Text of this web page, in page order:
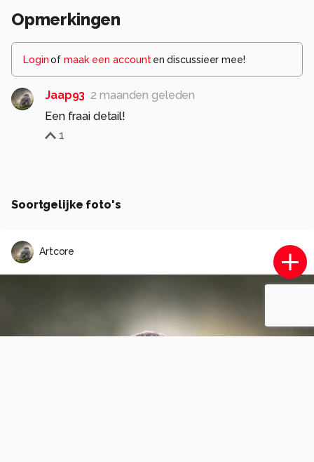
Opmerkingen
Loginof maak een account en discussieer mee!
Jaap93 2 maanden geleden
Een fraai detail!
1
Soortgelijke foto's
Artcore